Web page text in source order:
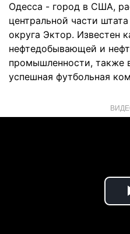
Одесса - город в США,
центральной части
округа Эктор. Известен
нефтедобывающей и
промышленности, также
успешная футбольная